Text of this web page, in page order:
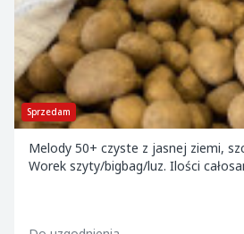
Sprzedam
Melody 50+ czyste z jasnej ziemi,
Worek szyty/bigbag/luz. Ilości